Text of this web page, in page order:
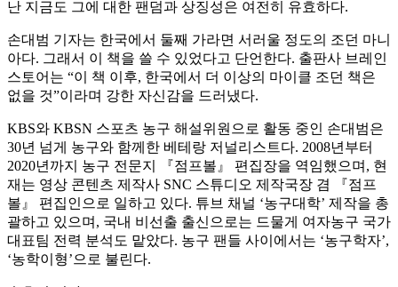
난 지금도 그에 대한 팬덤과 상징성은 여전히 유효하다.
손대범 기자는 한국에서 둘째 가라면 서러울 정도의 조던 마니
아다. 그래서 이 책을 쓸 수 있었다고 단언한다. 출판사 브레인
스토어는 “이 책 이후, 한국에서 더 이상의 마이클 조던 책은
없을 것”이라며 강한 자신감을 드러냈다.
KBS와 KBSN 스포츠 농구 해설위원으로 활동 중인 손대범은
30년 넘게 농구와 함께한 베테랑 저널리스트다. 2008년부터
2020년까지 농구 전문지 『점프볼』 편집장을 역임했으며, 현
재는 영상 콘텐츠 제작사 SNC 스튜디오 제작국장 겸 『점프
볼』 편집인으로 일하고 있다. 튜브 채널 ‘농구대학’ 제작을 총
괄하고 있으며, 국내 비선출 출신으로는 드물게 여자농구 국가
대표팀 전력 분석도 맡았다. 농구 팬들 사이에서는 ‘농구학자’,
‘농학이형’으로 불린다.